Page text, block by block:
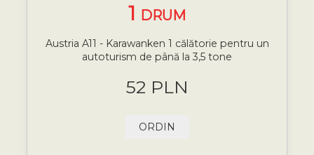
1 DRUM
Austria A11 - Karawanken 1 călătorie pentru un
autoturism de până la 3,5 tone
52 PLN
ORDIN